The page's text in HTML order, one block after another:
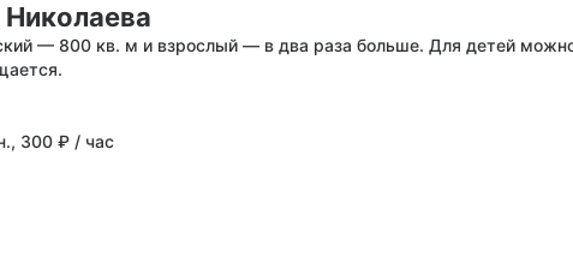
Николаева
— 800 кв. м и взрослый — в два раза больше. Для детей
300 ₽ / час